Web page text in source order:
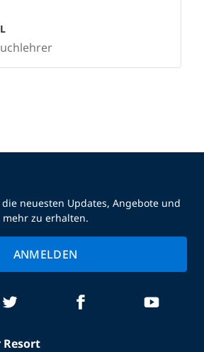
Resort
neuesten Updates, Angebote und
mehr zu erhalten.
ANMELDEN